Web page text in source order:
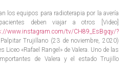
los equipos para radioterapia por la avería
deben viajar a otros [Video]
www.instagram.com/tv/CH89_EsBgqy/?
Palpitar Trujillano (23 de noviembre, 2020)
Liceo «Rafael Rangel» de Valera. Uno de las
de Valera y el estado Trujillo